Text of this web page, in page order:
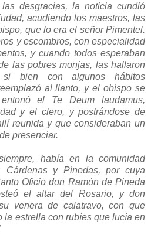
desgracias, la noticia cundió
acudiendo los maestros, las
que lo era el señor Pimentel.
y escombros, con especialidad
y cuando todos esperaban
las pobres monjas, las hallaron
si bien con algunos hábitos
al llanto, y el obispo se
el Te Deum laudamus,
y el clero, y postrándose de
reunida y que consideraban un
presenciar.
había en la comunidad
Cárdenas y Pinedas, por cuya
Oficio don Ramón de Pineda
el altar del Rosario, y don
venera de calatravo, con que
la estrella con rubíes que lucía en